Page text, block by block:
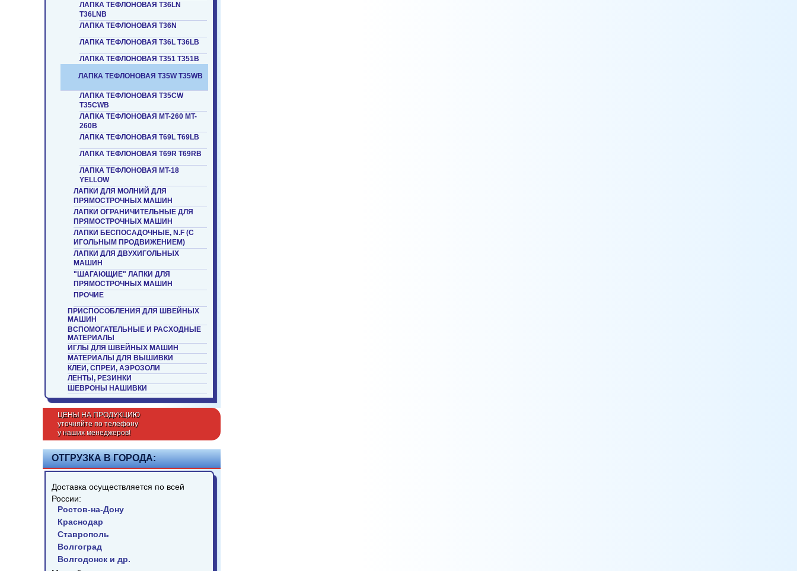
ЛАПКА ТЕФЛОНОВАЯ T36LN
T36LNB
ЛАПКА ТЕФЛОНОВАЯ T36N
ЛАПКА ТЕФЛОНОВАЯ T36L T36LB
ЛАПКА ТЕФЛОНОВАЯ T351 T351B
ЛАПКА ТЕФЛОНОВАЯ T35W T35WB
ЛАПКА ТЕФЛОНОВАЯ T35CW
T35CWB
ЛАПКА ТЕФЛОНОВАЯ MT-260 MT-
260B
ЛАПКА ТЕФЛОНОВАЯ T69L T69LB
ЛАПКА ТЕФЛОНОВАЯ T69R T69RB
ЛАПКА ТЕФЛОНОВАЯ MT-18
YELLOW
ЛАПКИ ДЛЯ МОЛНИЙ ДЛЯ
ПРЯМОСТРОЧНЫХ МАШИН
ЛАПКИ ОГРАНИЧИТЕЛЬНЫЕ ДЛЯ
ПРЯМОСТРОЧНЫХ МАШИН
ЛАПКИ БЕСПОСАДОЧНЫЕ, N.F (С
ИГОЛЬНЫМ ПРОДВИЖЕНИЕМ)
ЛАПКИ ДЛЯ ДВУХИГОЛЬНЫХ
МАШИН
"ШАГАЮЩИЕ" ЛАПКИ ДЛЯ
ПРЯМОСТРОЧНЫХ МАШИН
ПРОЧИЕ
ПРИСПОСОБЛЕНИЯ ДЛЯ ШВЕЙНЫХ
МАШИН
ВСПОМОГАТЕЛЬНЫЕ И РАСХОДНЫЕ
МАТЕРИАЛЫ
ИГЛЫ ДЛЯ ШВЕЙНЫХ МАШИН
МАТЕРИАЛЫ ДЛЯ ВЫШИВКИ
КЛЕИ, СПРЕИ, АЭРОЗОЛИ
ЛЕНТЫ, РЕЗИНКИ
ШЕВРОНЫ НАШИВКИ
ЦЕНЫ НА ПРОДУКЦИЮ
уточняйте по телефону
у наших менеджеров!
ОТГРУЗКА В ГОРОДА:
Доставка осуществляется по всей
России:
Ростов-на-Дону
Краснодар
Ставрополь
Волгоград
Волгодонск и др.